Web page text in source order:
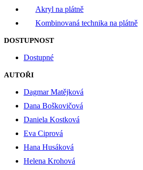
Akryl na plátně
Kombinovaná technika na plátně
DOSTUPNOST
Dostupné
AUTOŘI
Dagmar Matějková
Dana Boškovičová
Daniela Kostková
Eva Ciprová
Hana Husáková
Helena Krohová